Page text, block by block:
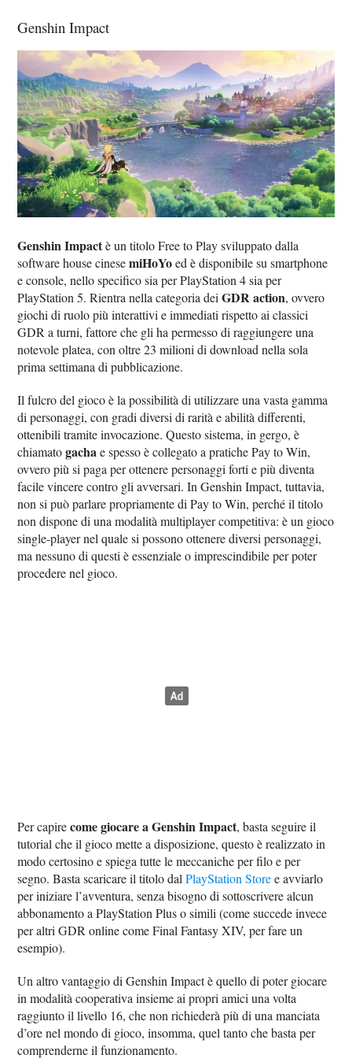
Genshin Impact
Genshin Impactè un titolo Free to Play sviluppato dalla
software house cinesemiHoYoed è disponibile su smartphone
e console, nello specifico sia per PlayStation 4 sia per
PlayStation 5. Rientra nella categoria deiGDR action, ovvero
giochi di ruolo più interattivi e immediati rispetto ai classici
GDR a turni, fattore che gli ha permesso di raggiungere una
notevole platea, con oltre 23 milioni di download nella sola
prima settimana di pubblicazione.
Il fulcro del gioco è la possibilità di utilizzare una vasta gamma
di personaggi, con gradi diversi di rarità e abilità differenti,
ottenibili tramite invocazione. Questo sistema, in gergo, è
chiamatogachae spesso è collegato a pratiche Pay to Win,
ovvero più si paga per ottenere personaggi forti e più diventa
facile vincere contro gli avversari. In Genshin Impact, tuttavia,
non si può parlare propriamente di Pay to Win, perché il titolo
non dispone di una modalità multiplayer competitiva: è un gioco
single-player nel quale si possono ottenere diversi personaggi,
ma nessuno di questi è essenziale o imprescindibile per poter
procedere nel gioco.
Per capirecome giocare a Genshin Impact, basta seguire il
tutorial che il gioco mette a disposizione, questo è realizzato in
modo certosino e spiega tutte le meccaniche per filo e per
segno. Basta scaricare il titolo dalPlayStation Storee avviarlo
per iniziare l’avventura, senza bisogno di sottoscrivere alcun
abbonamento a PlayStation Plus o simili (come succede invece
per altri GDR online come Final Fantasy XIV, per fare un
esempio).
Un altro vantaggio di Genshin Impact è quello di poter giocare
in modalità cooperativa insieme ai propri amici una volta
raggiunto il livello 16, che non richiederà più di una manciata
d’ore nel mondo di gioco, insomma, quel tanto che basta per
comprenderne il funzionamento.